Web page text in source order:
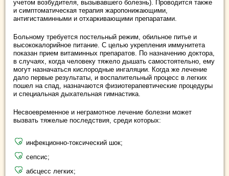
учетом возбудителя, вызывавшего болезнь). Проводится также
и симптоматическая терапия жаропонижающими,
антигистаминными и отхаркивающими препаратами.
Больному требуется постельный режим, обильное питье и
высококалорийное питание. С целью укрепления иммунитета
показан прием витаминных препаратов. По назначению доктора,
в случаях, когда человеку тяжело дышать самостоятельно, ему
могут назначаться кислородные ингаляции. Когда же лечение
дало первые результаты, и воспалительный процесс в легких
пошел на спад, назначаются физиотерапевтические процедуры
и специальная дыхательная гимнастика.
Несвоевременное и неграмотное лечение болезни может
вызвать тяжелые последствия, среди которых:
инфекционно-токсический шок;
сепсис;
абсцесс легких;